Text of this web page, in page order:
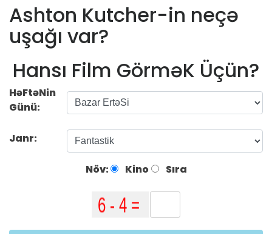
Ashton Kutcher-in neçə
uşağı var?
Hansı Film GörməK Üçün?
HəFtəNin
Günü:
Janr:
Növ: Kino Sıra